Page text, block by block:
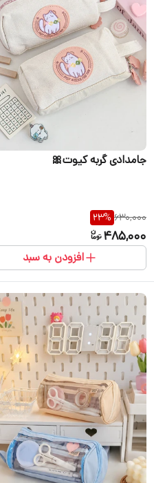
جامدادی گربه کیوت🎀
630,000
23%
485,000
افزودن به سبد